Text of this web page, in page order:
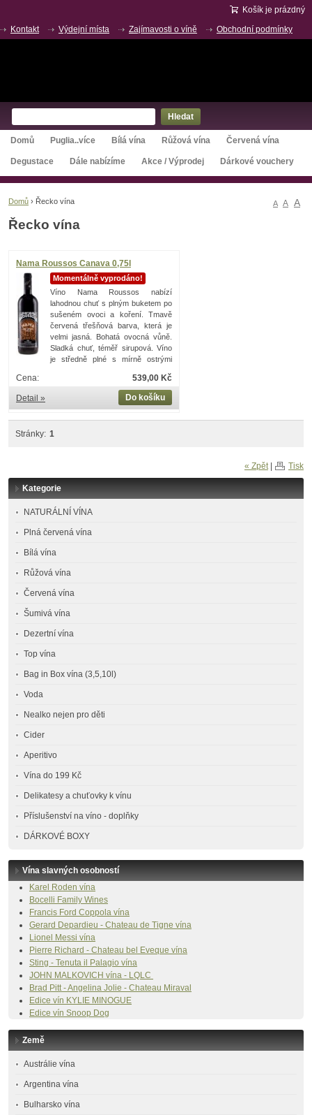
Košík je prázdný
Kontakt
Výdejní místa Zajímavosti o víně
Obchodní podmínky
Hledat
Domů Puglia..více Bílá vína Růžová vína Červená vína
Degustace Dále nabízíme Akce / Výprodej Dárkové vouchery
A A A
Domů › Řecko vína
Řecko vína
Nama Roussos Canava 0,75l
Momentálně vyprodáno!
Víno Nama Roussos nabízí
lahodnou chuť s plným buketem po
sušeném ovoci a koření. Tmavě
červená třešňová barva, která je
velmi jasná. Bohatá ovocná vůně.
Sladká chuť, téměř sirupová. Víno
je středně plné s mírně ostrými
dochuť. Mešní víno.
539,00 Kč
Cena:
Do košíku
Detail »
Stránky: 1
« Zpět| Tisk
Kategorie
NATURÁLNÍ VÍNA
Plná červená vína
Bílá vína
Růžová vína
Červená vína
Šumivá vína
Dezertní vína
Top vína
Bag in Box vína (3,5,10l)
Voda
Nealko nejen pro děti
Cider
Aperitivo
Vína do 199 Kč
Delikatesy a chuťovky k vínu
Příslušenství na víno - doplňky
DÁRKOVÉ BOXY
Vína slavných osobností
Karel Roden vína
Bocelli Family Wines
Francis Ford Coppola vína
Gerard Depardieu - Chateau de Tigne vína
Lionel Messi vína
Pierre Richard - Chateau bel Eveque vína
Sting - Tenuta il Palagio vína
JOHN MALKOVICH vína - LQLC
Brad Pitt - Angelina Jolie - Chateau Miraval
Edice vín KYLIE MINOGUE
Edice vín Snoop Dog
Země
Austrálie vína
Argentina vína
Bulharsko vína